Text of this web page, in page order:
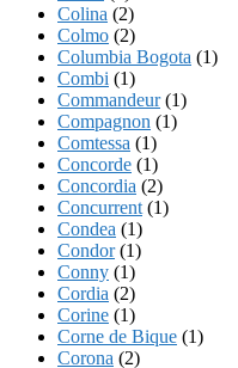
Colina (2)
Colmo (2)
Columbia Bogota (1)
Combi (1)
Commandeur(1)
Compagnon (1)
Comtessa (1)
Concorde (1)
Concordia (2)
Concurrent (1)
Condea (1)
Condor(1)
Conny (1)
Cordia (2)
Corine (1)
Corne de Bique (1)
Corona (2)